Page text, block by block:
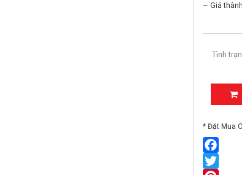
– Giá
Tình
* Đặt Mua
Facebook